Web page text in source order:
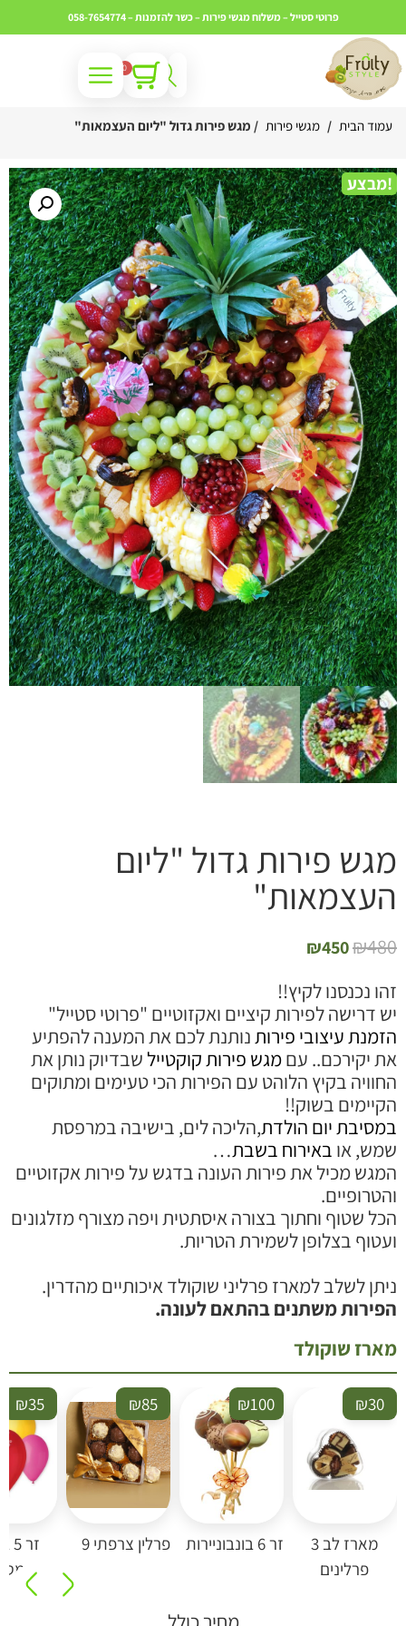
פרוטי סטייל – משלוח מגשי פירות – כשרלהזמנות – 058-7654774
0
עמוד הבית / מגשי פירות / מגש פירות גדול "ליום העצמאות"
פירות גדול "ליום
₪
₪450
נכנסנו לקיץ!!
דרישה לפירות קיציים ואקזוטיים "פרוטי סטייל"
עיצובי פירותנותנת לכם את המענה להפתיע
יקירכם.. עםמגש פירות קוקטיילשבדיוק נותן את
בקיץ הלוהט עם הפירות הכי טעימים ומתוקים
בשוק!!
יום הולדת,הליכה לים, בישיבה במרפסת
אובאירוח בשבת…
מכיל את פירות העונה בדגש על פירות אקזוטיים
שטוף וחתוך בצורה איסתטית ויפה מצורף מזלגונים
בצלופן לשמירת הטריות.
לשלב למארז פרליני שוקולד איכותיים מהדרין.
משתנים בהתאם לעונה.
שוקולד
מארז לב 3
פרלינים
₪30
זר 6 בונבוניירות
₪100
פרלין צרפתי 9
₪85
זר 5
₪35